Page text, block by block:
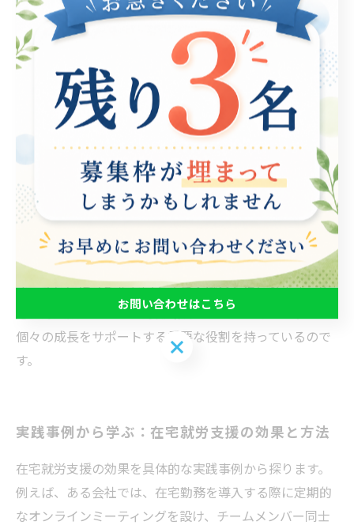
近年、多くの企業が在宅就労を推進する中で、在宅就労
支援の重要性が高まっています。特に、身体的な制約や
精神的な不安を抱える方にとって、自宅での仕事環境は
心の安定をもたらします。在宅就労では、自分のライフ
スタイルに合わせた自由な働き方が実現できる一方で、
孤立感や業務の不安からストレスを感じることも少なく
ありません。そこで、在宅就労支援は不可欠です。具体
的なサポートサービスとしては、定期的なメンタルサポ
ートや技術的な支援、またはチームとのコミュニケーシ
ョンを促すプラットフォームの提供が考えられます。こ
うした支援により、在宅勤務者は安心して働くことがで
き、さらにはスキルを向上させる機会も得られます。在
宅就労支援は、単なる労働環境の提供にとどまらず、
個々の成長をサポートする重要な役割を持っているので
す。
実践事例から学ぶ：在宅就労支援の効果と方法
在宅就労支援の効果を具体的な実践事例から探ります。
例えば、ある会社では、在宅勤務を導入する際に定期的
なオンラインミーティングを設け、チームメンバー同士
お問い合わせはこちら
お問い合わせはこちら